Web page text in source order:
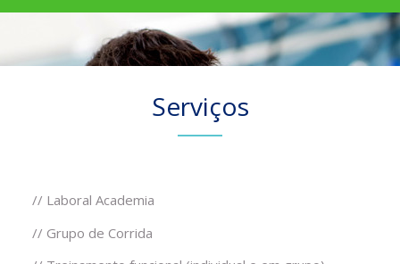
Serviços
// Laboral Academia
// Grupo de Corrida